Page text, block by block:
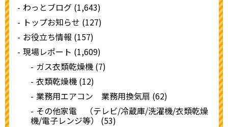
わっとブログ (1,643)
トップお知らせ (127)
お役立ち情報 (157)
現場レポート (1,609)
ガス衣類乾燥機 (7)
衣類乾燥機 (12)
業務用エアコン 業務用換気扇 (62)
その他家電 （テレビ/冷蔵庫/洗濯機/衣類乾燥
機/電子レンジ等） (53)